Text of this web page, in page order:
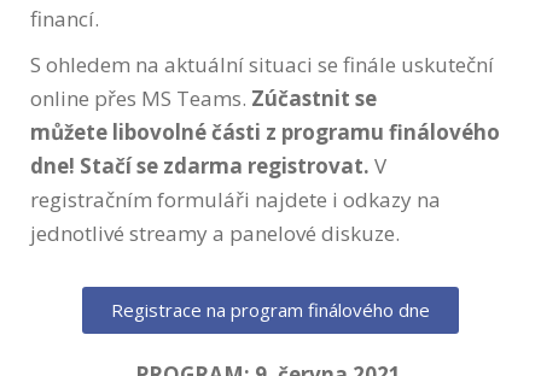
financí.
S ohledem na aktuální situaci se finále uskuteční
online přes MS Teams. Zúčastnit se
můžete libovolné části z programu finálového
dne! Stačí se zdarma registrovat. V
registračním formuláři najdete i odkazy na
jednotlivé streamy a panelové diskuze.
Registrace na program finálového dne